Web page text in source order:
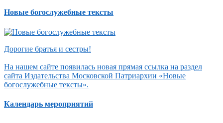
Новые богослужебные тексты
Дорогие братья и сестры!
На нашем сайте появилась новая прямая ссылка на раздел
сайта Издательства Московской Патриархии «Новые
богослужебные тексты».
Календарь мероприятий